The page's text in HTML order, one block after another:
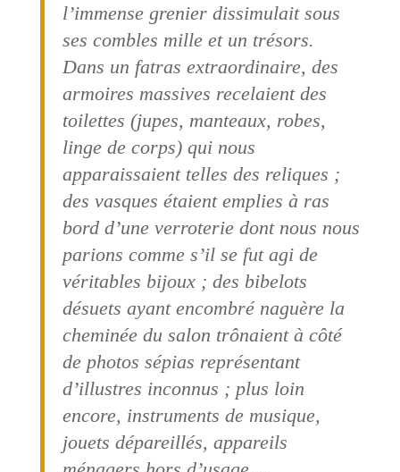
l’immense grenier dissimulait sous
ses combles mille et un trésors.
Dans un fatras extraordinaire, des
armoires massives recelaient des
toilettes (jupes, manteaux, robes,
linge de corps) qui nous
apparaissaient telles des reliques ;
des vasques étaient emplies à ras
bord d’une verroterie dont nous nous
parions comme s’il se fut agi de
véritables bijoux ; des bibelots
désuets ayant encombré naguère la
cheminée du salon trônaient à côté
de photos sépias représentant
d’illustres inconnus ; plus loin
encore, instruments de musique,
jouets dépareillés, appareils